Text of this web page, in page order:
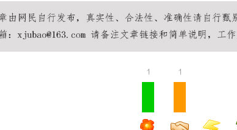
1 1
上海工业设备设计的发展趋